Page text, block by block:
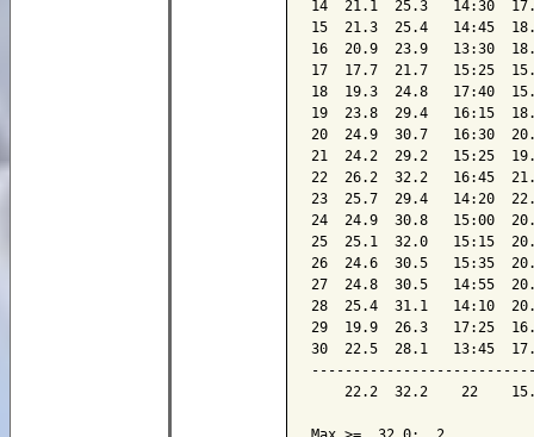
14  21.1  25.3   14:30
15  21.3  25.4   14:45
16  20.9  23.9   13:30
17  17.7  21.7   15:25
18  19.3  24.8   17:40
19  23.8  29.4   16:15
20  24.9  30.7   16:30
21  24.2  29.2   15:25
22  26.2  32.2   16:45
23  25.7  29.4   14:20
24  24.9  30.8   15:00
25  25.1  32.0   15:15
26  24.6  30.5   15:35
27  24.8  30.5   14:55
28  25.4  31.1   14:10
29  19.9  26.3   17:25
30  22.5  28.1   13:45
22.2  32.2    22